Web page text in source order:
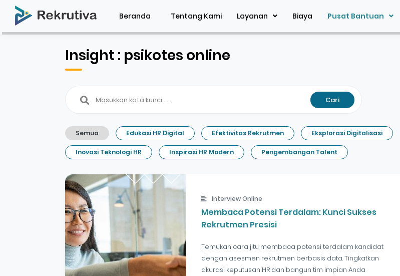
Beranda Tentang Kami Layanan Biaya Pusat Bantuan
Insight : psikotes online
Cari
Semua Edukasi HR Digital Efektivitas Rekrutmen Eksplorasi Digitalisasi
Inovasi Teknologi HR Inspirasi HR Modern Pengembangan Talent
Interview Online
Membaca Potensi Terdalam: Kunci Sukses
Rekrutmen Presisi
Temukan cara jitu membaca potensi terdalam kandidat
dengan asesmen rekrutmen berbasis data. Tingkatkan
akurasi keputusan HR dan bangun tim impian Anda